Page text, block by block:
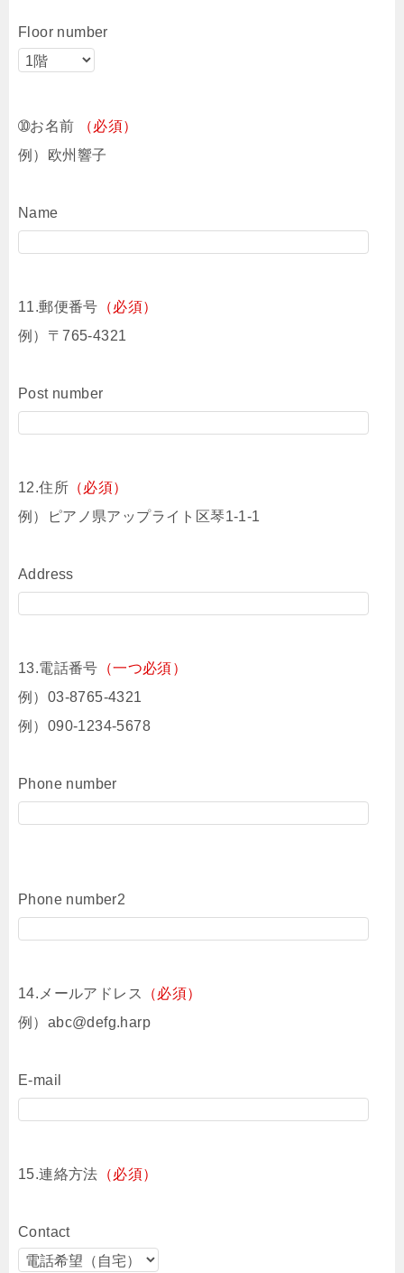
Floor number
➉お名前
（必須）
例）欧州響子
Name
11.郵便番号 （必須）
例）〒765-4321
Post number
12.住所 （必須）
例）ピアノ県アップライト区琴1-1-1
Address
13.電話番号 （一つ必須）
例）03-8765-4321
例）090-1234-5678
Phone number
Phone number2
14.メールアドレス
（必須）
例）abc@defg.harp
E-mail
15.連絡方法 （必須）
Contact